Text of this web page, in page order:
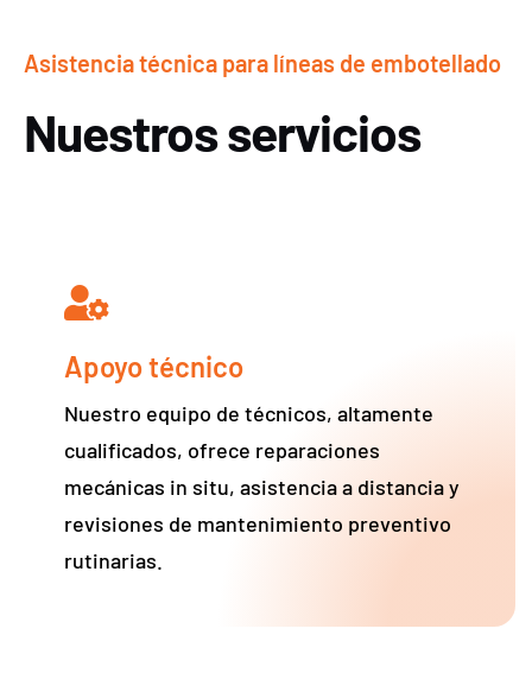
Asistencia técnica para líneas de embotellado
Nuestros servicios
Apoyo técnico
Nuestro equipo de técnicos, altamente
cualificados, ofrece reparaciones
mecánicas in situ, asistencia a distancia y
revisiones de mantenimiento preventivo
rutinarias.